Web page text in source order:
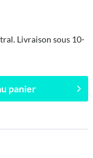
Livraison sous 10-
panier